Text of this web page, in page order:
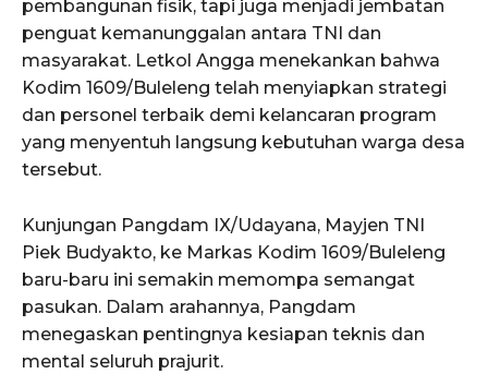
pembangunan fisik, tapi juga menjadi jembatan
penguat kemanunggalan antara TNI dan
masyarakat. Letkol Angga menekankan bahwa
Kodim 1609/Buleleng telah menyiapkan strategi
dan personel terbaik demi kelancaran program
yang menyentuh langsung kebutuhan warga desa
tersebut.
Kunjungan Pangdam IX/Udayana, Mayjen TNI
Piek Budyakto, ke Markas Kodim 1609/Buleleng
baru-baru ini semakin memompa semangat
pasukan. Dalam arahannya, Pangdam
menegaskan pentingnya kesiapan teknis dan
mental seluruh prajurit.